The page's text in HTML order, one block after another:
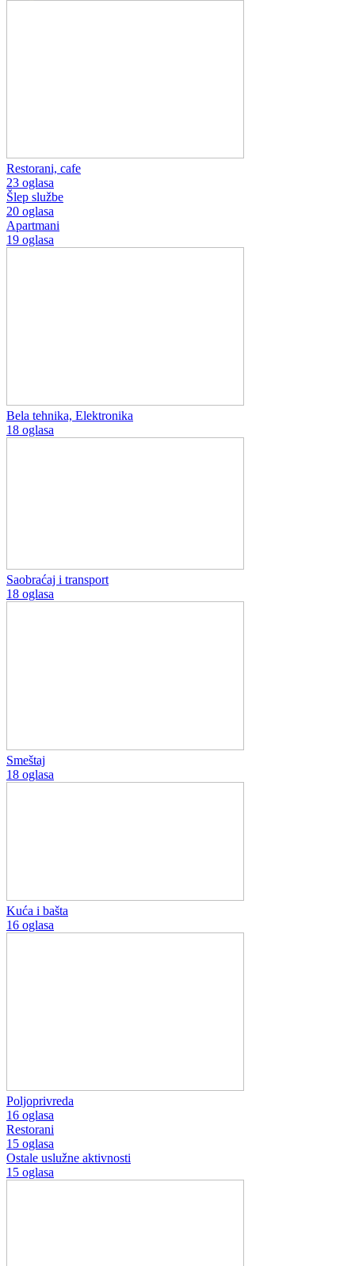
Restorani, cafe
23 oglasa
Šlep službe
20 oglasa
Apartmani
19 oglasa
Bela tehnika, Elektronika
18 oglasa
Saobraćaj i transport
18 oglasa
Smeštaj
18 oglasa
Kuća i bašta
16 oglasa
Poljoprivreda
16 oglasa
Restorani
15 oglasa
Ostale uslužne aktivnosti
15 oglasa